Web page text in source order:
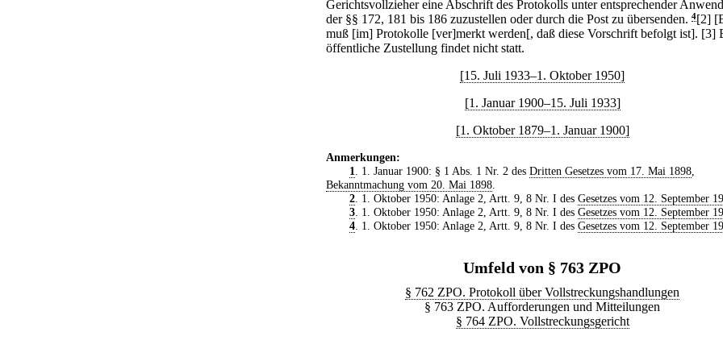
Gerichtsvollzieher eine Abschrift des Protokolls unter entsprechender
der §§ 172, 181 bis 186 zuzustellen oder durch die Post zu übersenden. 4[2]
muß [im] Protokolle [ver]merkt werden[, daß diese Vorschrift befolgt ist]. [3]
öffentliche Zustellung findet nicht statt.
[15. Juli 1933–1. Oktober 1950]
[1. Januar 1900–15. Juli 1933]
[1. Oktober 1879–1. Januar 1900]
Anmerkungen:
1
. 1. Januar 1900: § 1 Abs. 1 Nr. 2 des Dritten Gesetzes vom 17. Mai 1898,
Bekanntmachung vom 20. Mai 1898
2. 1. Oktober 1950: Anlage 2, Artt. 9, 8 Nr. I des Gesetzes vom 12. September
3. 1. Oktober 1950: Anlage 2, Artt. 9, 8 Nr. I des Gesetzes vom 12. September
4. 1. Oktober 1950: Anlage 2, Artt. 9, 8 Nr. I des Gesetzes vom 12. September
Umfeld von § 763 ZPO
§ 762 ZPO. Protokoll über Vollstreckungshandlungen
§ 763 ZPO. Aufforderungen und Mitteilungen
§ 764 ZPO. Vollstreckungsgericht